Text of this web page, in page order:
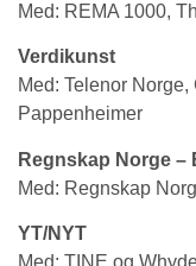
Med: REMA 1000,
Verdikunst
Med: Telenor
Pappenheimer
Regnskap Norge –
Med: Regnskap
YT/NYT